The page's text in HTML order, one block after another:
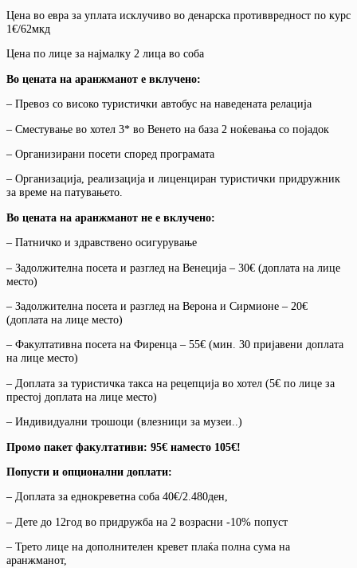
Цена во евра за уплата исклучиво во денарска противвредност по курс
1€/62мкд
Цена по лице за најмалку 2 лица во соба
Во цената на аранжманот е вклучено:
– Превоз со високо туристички автобус на наведената релација
– Сместување во хотел 3* во Венето на база 2 ноќевања со појадок
– Организирани посети според програмата
– Организација, реализација и лиценциран туристички придружник
за време на патувањето.
Во цената на аранжманот не е вклучено:
– Патничко и здравствено осигурување
– Задолжителна посета и разглед на Венеција – 30€ (доплата на лице
место)
– Задолжителна посета и разглед на Верона и Сирмионе – 20€
(доплата на лице место)
– Факултативна посета на Фиренца – 55€ (мин. 30 пријавени доплата
на лице место)
– Доплата за туристичка такса на рецепција во хотел (5€ по лице за
престој доплата на лице место)
– Индивидуални трошоци (влезници за музеи..)
Промо пакет факултативи: 95€ наместо 105€!
Попусти и опционални доплати:
– Доплата за еднокреветна соба 40€/2.480ден,
– Дете до 12год во придружба на 2 возрасни -10% попуст
– Трето лице на дополнителен кревет плаќа полна сума на
аранжманот,